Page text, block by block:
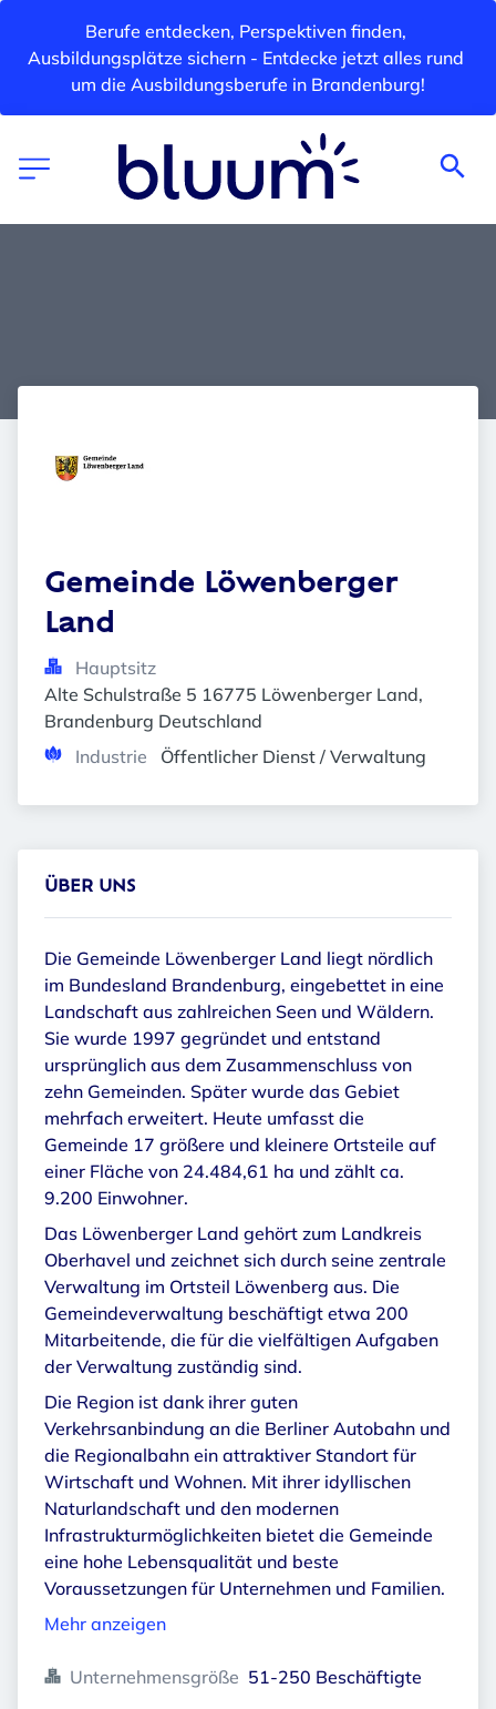
Berufe entdecken, Perspektiven finden,
Ausbildungsplätze sichern - Entdecke jetzt alles rund
um die Ausbildungsberufe in Brandenburg!
Gemeinde Löwenberger
Land
Hauptsitz
Alte Schulstraße 5 16775 Löwenberger Land,
Brandenburg Deutschland
Industrie
Öffentlicher Dienst / Verwaltung
ÜBER UNS
Die Gemeinde Löwenberger Land liegt nördlich
im Bundesland Brandenburg, eingebettet in eine
Landschaft aus zahlreichen Seen und Wäldern.
Sie wurde 1997 gegründet und entstand
ursprünglich aus dem Zusammenschluss von
zehn Gemeinden. Später wurde das Gebiet
mehrfach erweitert. Heute umfasst die
Gemeinde 17 größere und kleinere Ortsteile auf
einer Fläche von 24.484,61 ha und zählt ca.
9.200 Einwohner.
Das Löwenberger Land gehört zum Landkreis
Oberhavel und zeichnet sich durch seine zentrale
Verwaltung im Ortsteil Löwenberg aus. Die
Gemeindeverwaltung beschäftigt etwa 200
Mitarbeitende, die für die vielfältigen Aufgaben
der Verwaltung zuständig sind.
Die Region ist dank ihrer guten
Verkehrsanbindung an die Berliner Autobahn und
die Regionalbahn ein attraktiver Standort für
Wirtschaft und Wohnen. Mit ihrer idyllischen
Naturlandschaft und den modernen
Infrastrukturmöglichkeiten bietet die Gemeinde
eine hohe Lebensqualität und beste
Voraussetzungen für Unternehmen und Familien.
Mehr anzeigen
Unternehmensgröße 51-250 Beschäftigte